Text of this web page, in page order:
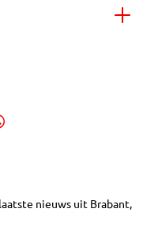
nieuws uit Brabant,